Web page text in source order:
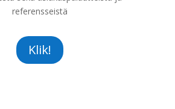
referensseistä
Klik!